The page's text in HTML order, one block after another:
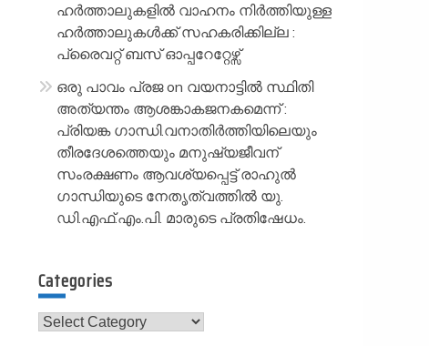
ഹർത്താലുകളിൽ വാഹനം നിർത്തിയുള്ള
ഹർത്താലുകൾക്ക് സഹകരിക്കില്ല :
പ്രൈവറ്റ് ബസ് ഓപ്പറേറ്റേഴ്സ്
ഒരു പാവം പ്രജon വയനാട്ടിൽ സ്ഥിതി
അത്യന്തം ആശങ്കാകജനകമെന്ന് :
പ്രിയങ്ക ഗാന്ധി.വനാതിർത്തിയിലെയും
തീരദേശത്തെയും മനുഷ്യജീവന്
സംരക്ഷണം ആവശ്യപ്പെട്ട് രാഹുൽ
ഗാന്ധിയുടെ നേതൃത്വത്തിൽ യു.
ഡി.എഫ്.എം.പി. മാരുടെ പ്രതിഷേധം.
Categories
Categories